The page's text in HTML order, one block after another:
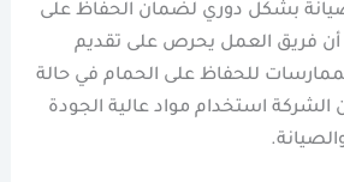
بشكل دوري لضمان الحفاظ على
أن فريق العمل يحرص على تقديم
للحفاظ على الحمام في حالة
استخدام مواد عالية الجودة